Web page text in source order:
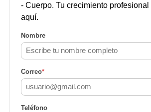
- Cuerpo. Tu crecimiento profesional
aquí.
Nombre
Correo*
Teléfono